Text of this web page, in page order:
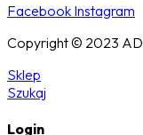
Facebook Instagram
Copyright © 2023
Sklep
Szukaj
Login